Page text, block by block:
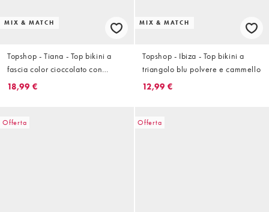
MIX & MATCH
Topshop - Tiana - Top bikini a
fascia color cioccolato con
spalline attorcigliate
18,99 €
MIX & MATCH
Topshop - Ibiza - Top bikini a
triangolo blu polvere e cammello
12,99 €
Offerta Offerta